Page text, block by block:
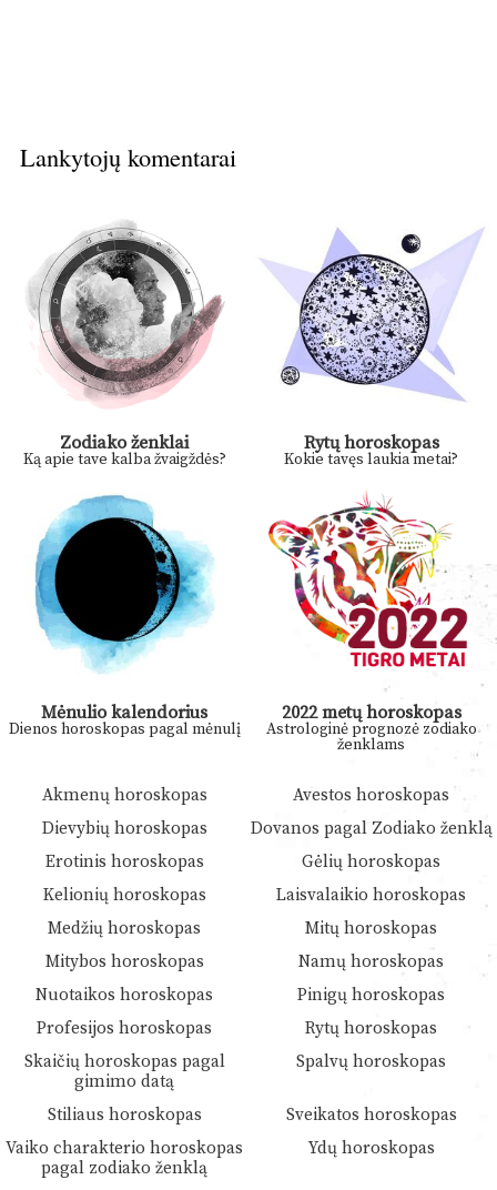
Lankytojų komentarai
Zodiako ženklai
Ką apie tave kalba žvaigždės?
Rytų horoskopas
Kokie tavęs laukia metai?
Mėnulio kalendorius
Dienos horoskopas pagal mėnulį
2022 metų horoskopas
Astrologinė prognozė zodiako
ženklams
Akmenų horoskopas
Avestos horoskopas
Dievybių horoskopas
Dovanos pagal Zodiako ženklą
Erotinis horoskopas
Gėlių horoskopas
Kelionių horoskopas
Laisvalaikio horoskopas
Medžių horoskopas
Mitų horoskopas
Mitybos horoskopas
Namų horoskopas
Nuotaikos horoskopas
Pinigų horoskopas
Profesijos horoskopas
Rytų horoskopas
Skaičių horoskopas pagal
gimimo datą
Spalvų horoskopas
Stiliaus horoskopas
Sveikatos horoskopas
Vaiko charakterio horoskopas
pagal zodiako ženklą
Ydų horoskopas